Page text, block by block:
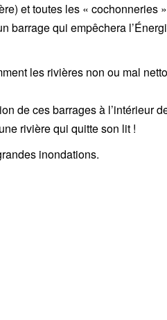
et toutes les « cochonneries
barrage qui empêchera
les rivières non ou mal
de ces barrages à l’intérieur
rivière qui quitte son lit !
inondations.